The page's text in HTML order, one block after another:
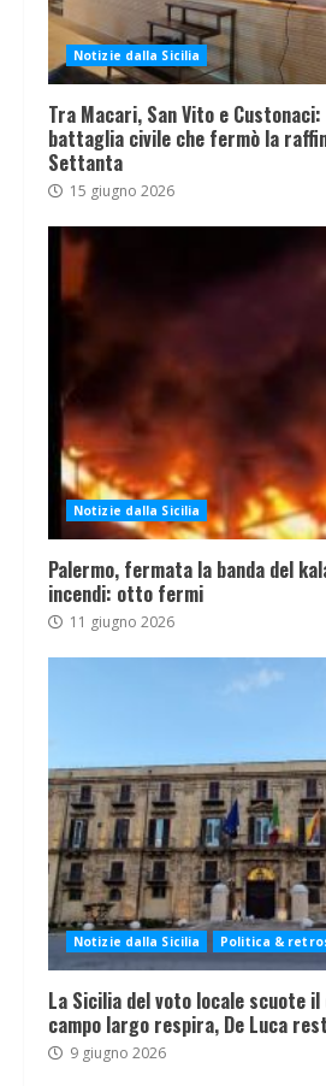
Notizie dalla Sicilia
Tra Macari, San Vito e
battaglia civile che fermò la
Settanta
15 giugno 2026
Notizie dalla Sicilia
Palermo, fermata la banda del
incendi: otto fermi
11 giugno 2026
Notizie dalla Sicilia Politica &
La Sicilia del voto locale scuote
campo largo respira, De Luca
9 giugno 2026